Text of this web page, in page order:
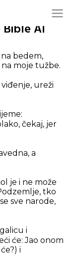
Bible AI
bedem,
moje tužbe.
ureži
čekaj, jer
a
je i ne može
tko
sve narode,
i
će: Jao onom
i